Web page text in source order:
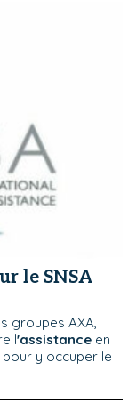
le SNSA
groupes AXA,
l'assistance en
pour y occuper le